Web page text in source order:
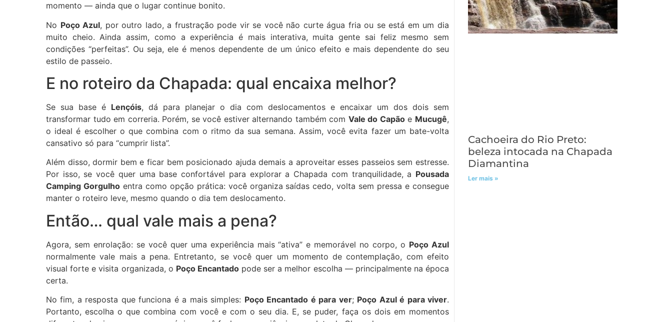
momento — ainda que o lugar continue bonito.
No Poço Azul, por outro lado, a frustração pode vir se você não curte água fria ou se está em um dia
muito cheio. Ainda assim, como a experiência é mais interativa, muita gente sai feliz mesmo sem
condições “perfeitas”. Ou seja, ele é menos dependente de um único efeito e mais dependente do seu
estilo de passeio.
E no roteiro da Chapada: qual encaixa melhor?
Se sua base é Lençóis, dá para planejar o dia com deslocamentos e encaixar um dos dois sem
transformar tudo em correria. Porém, se você estiver alternando também com Vale do Capãoe Mucugê,
o ideal é escolher o que combina com o ritmo da sua semana. Assim, você evita fazer um bate-volta
cansativo só para “cumprir lista”.
Além disso, dormir bem e ficar bem posicionado ajuda demais a aproveitar esses passeios sem estresse.
Por isso, se você quer uma base confortável para explorar a Chapada com tranquilidade, a Pousada
Camping Gorgulhoentra como opção prática: você organiza saídas cedo, volta sem pressa e consegue
manter o roteiro leve, mesmo quando o dia tem deslocamento.
Então… qual vale mais a pena?
Agora, sem enrolação: se você quer uma experiência mais “ativa” e memorável no corpo, o Poço Azul
normalmente vale mais a pena. Entretanto, se você quer um momento de contemplação, com efeito
visual forte e visita organizada, o Poço Encantadopode ser a melhor escolha — principalmente na época
certa.
No fim, a resposta que funciona é a mais simples: Poço Encantado é para ver; Poço Azul é para viver.
Portanto, escolha o que combina com você e com o seu dia. E, se puder, faça os dois em momentos
Cachoeira do Rio Preto:
beleza intocada na Chapada
Diamantina
Ler mais »